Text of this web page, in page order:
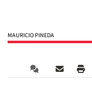
MAURICIO PINEDA